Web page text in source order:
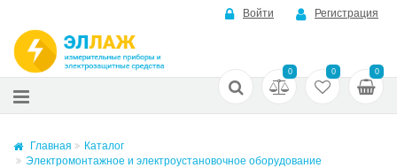
Войти Регистрация
0 0 0
Главная
Каталог
Электромонтажное и электроустановочное оборудование